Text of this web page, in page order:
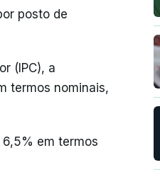
posto de
(IPC), a
termos nominais,
em termos